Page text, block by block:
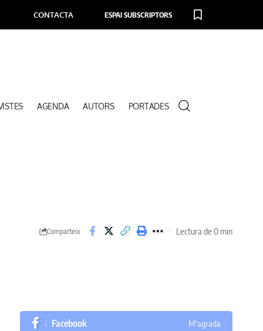
CONTACTA ESPAI SUBSCRIPTORS
AGENDA AUTORS PORTADES
Comparteix Lectura de 0 min
Facebook M'agrada